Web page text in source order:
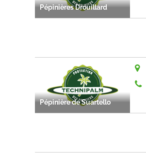
Pépinières Drouillard
Pépinière de Suartello